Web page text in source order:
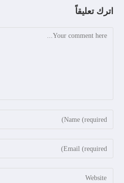
اترك تعليقاً